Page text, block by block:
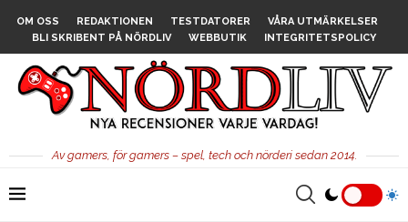
OM OSS REDAKTIONEN TESTDATORER
VÅRA UTMÄRKELSER
BLI SKRIBENT PÅ NÖRDLIV
WEBBUTIK INTEGRITETSPOLICY
Av gamers, för gamers – spel, tech och nörderi sedan 2014.